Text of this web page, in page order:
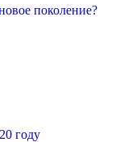
поколение?
году